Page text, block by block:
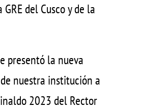
del Cusco y de la
presentó la nueva
nuestra institución a
2023 del Rector